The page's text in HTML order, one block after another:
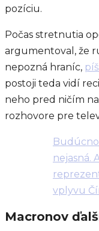
pozíciu.
Počas stretnutia
argumentoval, že
nepozná hraníc,
postoji teda vidí
neho pred ničím
rozhovore pre
nejasná.
vplyvu
Macronov